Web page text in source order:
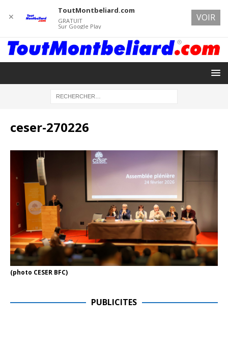
ceser-270226
(photo CESER BFC)
PUBLICITES
✕
ToutMontbeliard.com
GRATUIT
Sur Google Play
VOIR